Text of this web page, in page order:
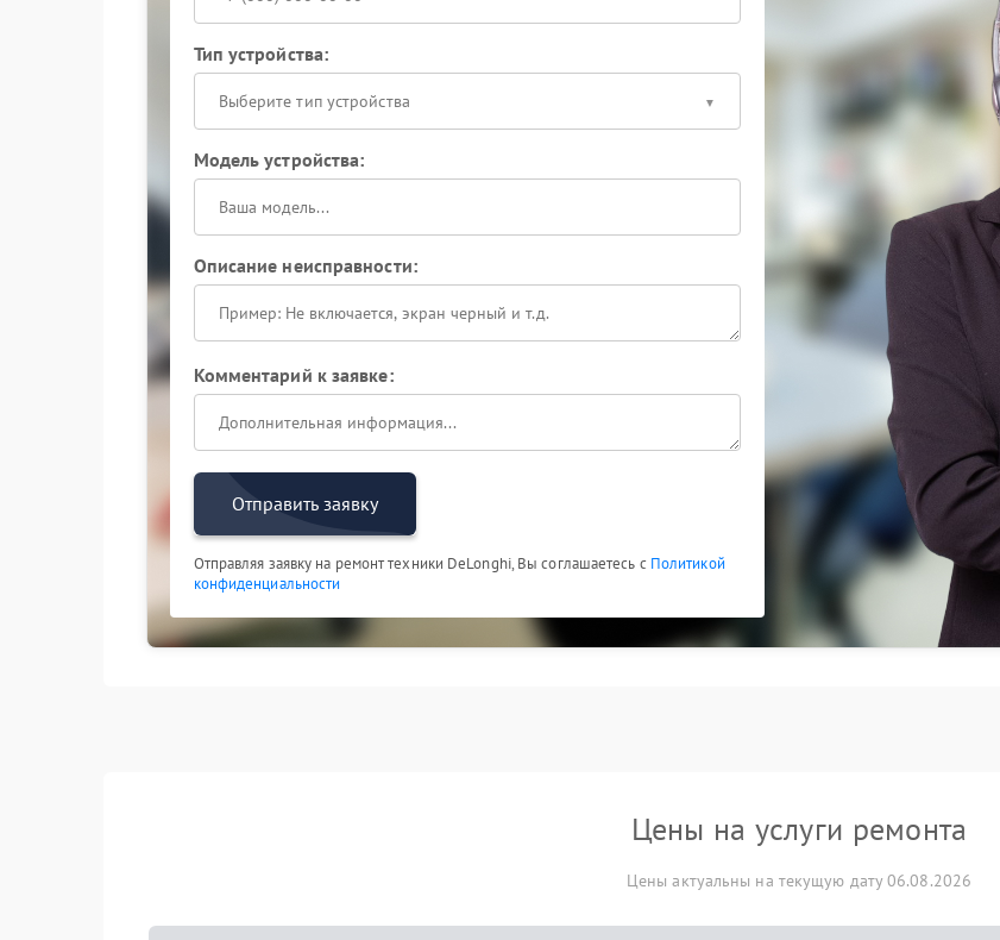
Тип устройства:
Выберите тип устройства
Модель устройства:
Описание неисправности:
Комментарий к заявке:
Отправить заявку
Отправляя заявку на ремонт техники DeLonghi, Вы соглашаетесь с Политикой
конфиденциальности
Цены на услуги ремонта
Цены актуальны на текущую дату 06.08.2026